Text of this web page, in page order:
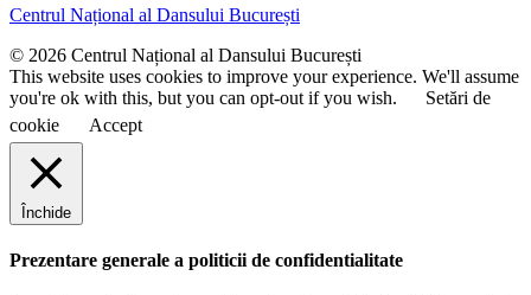
m
e
Centrul Național al Dansului București
© 2026 Centrul Național al Dansului București
This website uses cookies to improve your experience. We'll assume
you're ok with this, but you can opt-out if you wish.
Setări de
cookie
Accept
Închide
Prezentare generale a politicii de confidentialitate